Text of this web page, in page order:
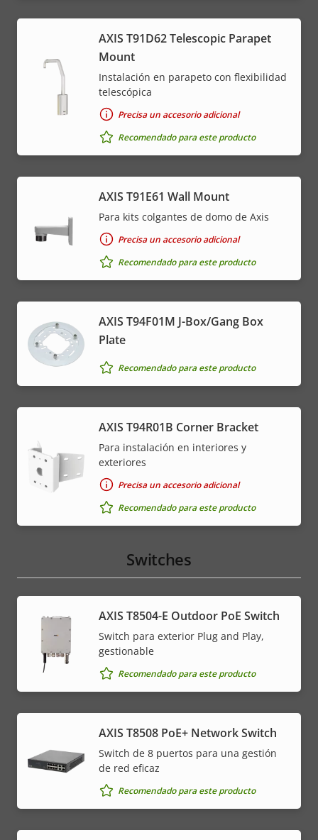
AXIS T91D62 Telescopic Parapet
Mount
Instalación en parapeto con flexibilidad
telescópica
Precisa un accesorio adicional
Recomendado para este producto
AXIS T91E61 Wall Mount
Para kits colgantes de domo de Axis
Precisa un accesorio adicional
Recomendado para este producto
AXIS T94F01M J-Box/Gang Box
Plate
Recomendado para este producto
AXIS T94R01B Corner Bracket
Para instalación en interiores y
exteriores
Precisa un accesorio adicional
Recomendado para este producto
Switches
AXIS T8504-E Outdoor PoE Switch
Switch para exterior Plug and Play,
gestionable
Recomendado para este producto
AXIS T8508 PoE+ Network Switch
Switch de 8 puertos para una gestión
de red eficaz
Recomendado para este producto